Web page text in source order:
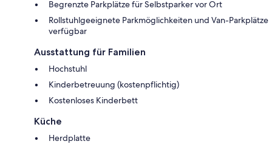
Begrenzte Parkplätze für Selbstparker vor Ort
Rollstuhlgeeignete Parkmöglichkeiten und Van-Parkplätze
verfügbar
Ausstattung für Familien
Hochstuhl
Kinderbetreuung (kostenpflichtig)
Kostenloses Kinderbett
Küche
Herdplatte